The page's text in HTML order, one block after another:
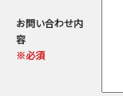
お問い合わせ内
容
※必須